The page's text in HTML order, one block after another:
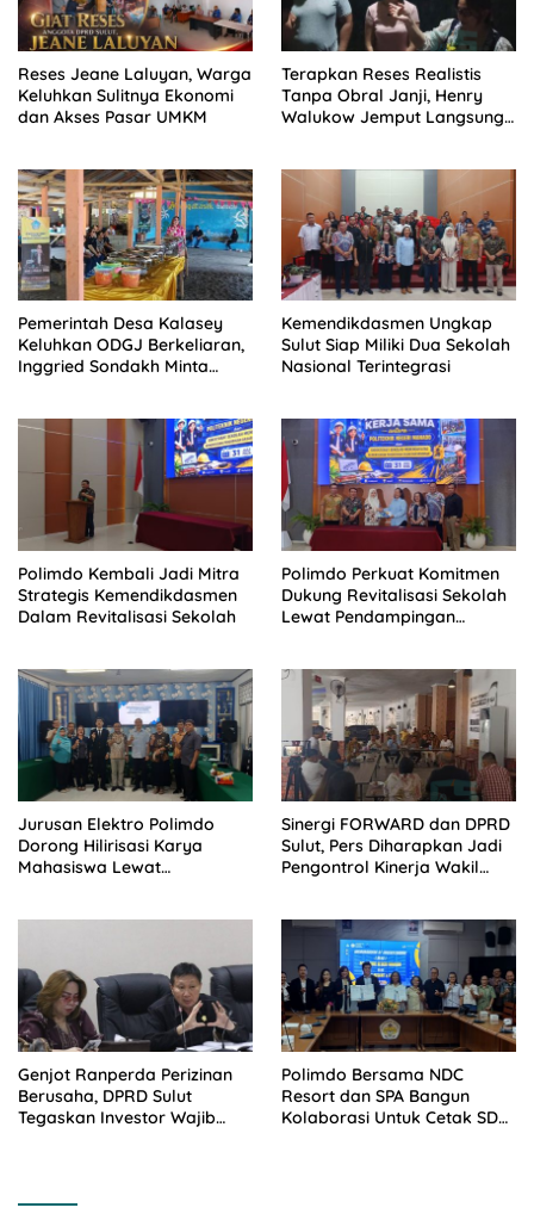
Reses Jeane Laluyan, Warga
Keluhkan Sulitnya Ekonomi
dan Akses Pasar UMKM
Terapkan Reses Realistis
Tanpa Obral Janji, Henry
Walukow Jemput Langsung
Pemerintah Desa Kalasey
Keluhkan ODGJ Berkeliaran,
Inggried Sondakh Minta
Kemendikdasmen Ungkap
Sulut Siap Miliki Dua Sekolah
Nasional Terintegrasi
Polimdo Kembali Jadi Mitra
Strategis Kemendikdasmen
Dalam Revitalisasi Sekolah
Polimdo Perkuat Komitmen
Dukung Revitalisasi Sekolah
Lewat Pendampingan
Jurusan Elektro Polimdo
Dorong Hilirisasi Karya
Mahasiswa Lewat
Sinergi FORWARD dan DPRD
Sulut, Pers Diharapkan Jadi
Pengontrol Kinerja Wakil
Genjot Ranperda Perizinan
Berusaha, DPRD Sulut
Tegaskan Investor Wajib
Polimdo Bersama NDC
Resort dan SPA Bangun
Kolaborasi Untuk Cetak SDM